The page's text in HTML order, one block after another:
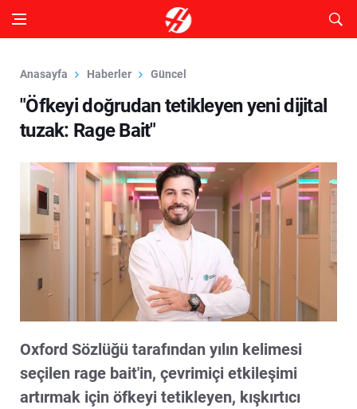
Anasayfa Haberler Güncel
"Öfkeyi doğrudan tetikleyen yeni dijital
tuzak: Rage Bait"
Oxford Sözlüğü tarafından yılın kelimesi
seçilen rage bait'in, çevrimiçi etkileşimi
artırmak için öfkeyi tetikleyen, kışkırtıcı